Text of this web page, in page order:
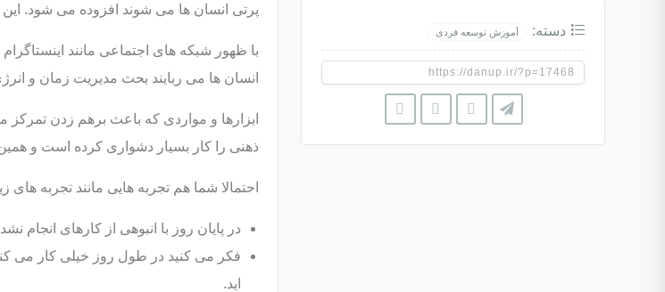
پرتی انسان ها می شوند افزوده می شود.
با ظهور شبکه های اجتماعی مانند
انسان ها می ربایند بحث مدیریت زمان و
ابزارها و مواردی که باعث برهم زدن
ذهنی را کار بسیار دشواری کرده است و
احتمالا شما هم تجربه هایی مانند تجربه های
در پایان روز با انبوهی از کارهای انجام
فکر می کنید در طول روز خیلی کار می
اید.
دسته: آموزش توسعه فردی